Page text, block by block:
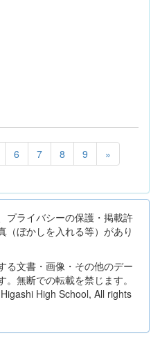
6 7 8 9 »
プライバシーの保護・掲載許
（ぼかしを入れる等）があり
る文書・画像・その他のデー
無断での転載を禁じます。
High School, All rights